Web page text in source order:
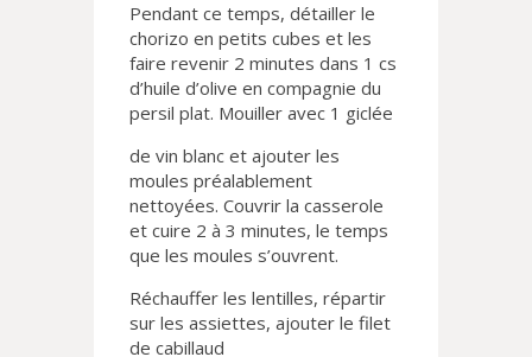
Pendant ce temps, détailler le
chorizo en petits cubes et les
faire revenir 2 minutes dans 1 cs
d’huile d’olive en compagnie du
persil plat. Mouiller avec 1 giclée
de vin blanc et ajouter les
moules préalablement
nettoyées. Couvrir la casserole
et cuire 2 à 3 minutes, le temps
que les moules s’ouvrent.
Réchauffer les lentilles, répartir
sur les assiettes, ajouter le filet
de cabillaud